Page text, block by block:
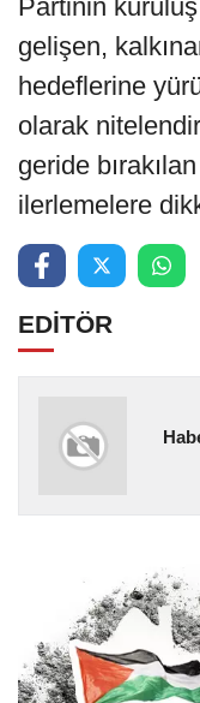
Partinin
gelişen,
hedeflerine
olarak
geride
ilerlemelere
EDİTÖR